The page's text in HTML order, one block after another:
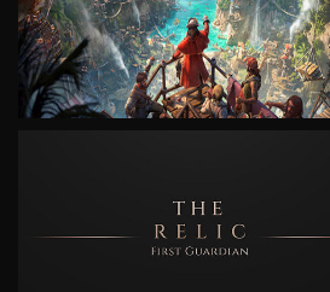
VIEW
VIEW